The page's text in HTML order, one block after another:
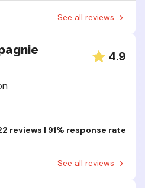
See all reviews
4.9
reviews | 91% response rate
See all reviews